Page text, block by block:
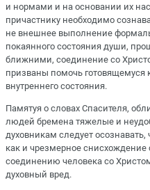
и нормами и на основании их
причастнику необходимо
не внешнее выполнение
покаянного состояния души,
ближними, соединение со
призваны помочь готовящемуся
внутреннего состояния.
Памятуя о словах Спасителя,
людей бремена тяжелые и
духовникам следует осознавать,
как и чрезмерное снисхождение
соединению человека со
духовный вред.